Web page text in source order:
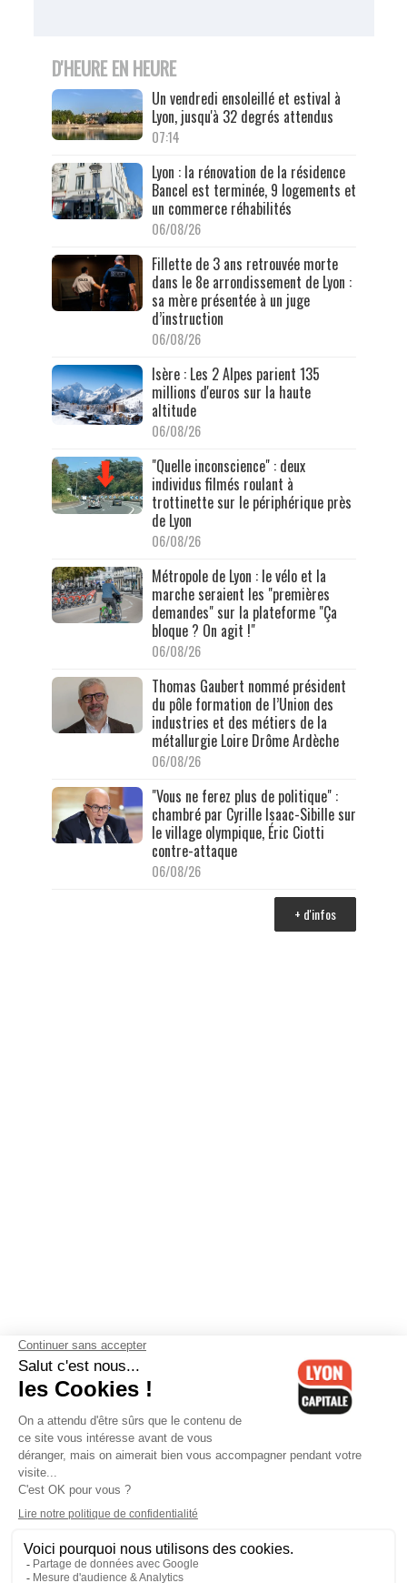
D'HEURE EN HEURE
Un vendredi ensoleillé et estival à
Lyon, jusqu'à 32 degrés attendus
07:14
Lyon : la rénovation de la résidence
Bancel est terminée, 9 logements et
un commerce réhabilités
06/08/26
Fillette de 3 ans retrouvée morte
dans le 8e arrondissement de Lyon :
sa mère présentée à un juge
d’instruction
06/08/26
Isère : Les 2 Alpes parient 135
millions d'euros sur la haute
altitude
06/08/26
"Quelle inconscience" : deux
individus filmés roulant à
trottinette sur le périphérique près
de Lyon
06/08/26
Métropole de Lyon : le vélo et la
marche seraient les "premières
demandes" sur la plateforme "Ça
bloque ? On agit !"
06/08/26
Thomas Gaubert nommé président
du pôle formation de l’Union des
industries et des métiers de la
métallurgie Loire Drôme Ardèche
06/08/26
"Vous ne ferez plus de politique" :
chambré par Cyrille Isaac-Sibille sur
le village olympique, Éric Ciotti
contre-attaque
06/08/26
+ d'infos
Contactez-nous-Mentions légales-CGV-Politique de
confidentialité-Gestion des cookies